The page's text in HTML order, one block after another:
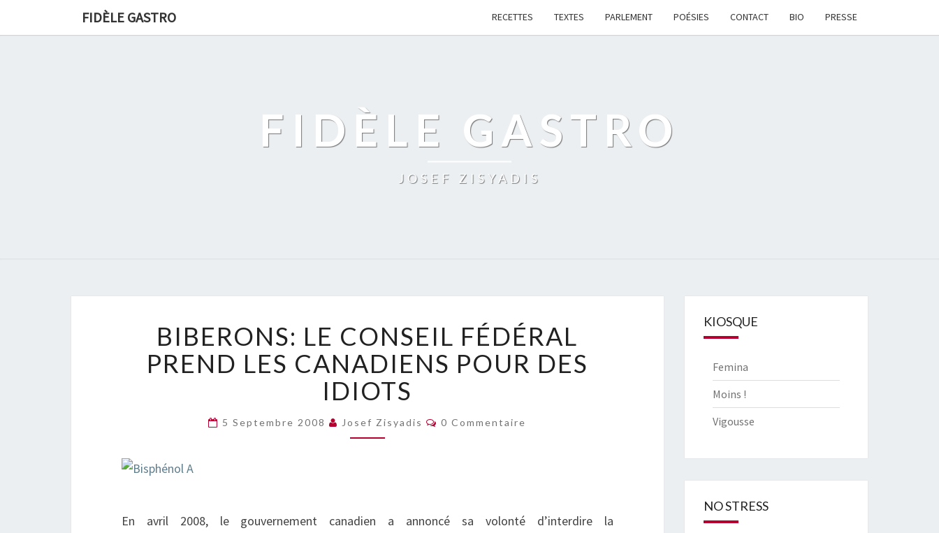
FIDÈLE GASTRO RECETTES TEXTES PARLEMENT POÉSIES CONTACT BIO PRESSE
FIDÈLE GASTRO
JOSEF ZISYADIS
LE
CONSEIL
FÉDÉRAL
PREND
LES
CANADIENS
POUR
BIBERONS: LE CONSEIL FÉDÉRAL
PREND LES CANADIENS POUR DES
IDIOTS
5 Septembre 2008 Josef Zisyadis Commentaires
0 Commentaire
En avril 2008, le gouvernement canadien a annoncé sa volonté d’interdire la
KIOSQUE
Femina
Moins !
Vigousse
NO STRESS